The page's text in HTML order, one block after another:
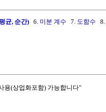
균, 순간) 6. 미분 계수 7. 도함수 8.
용(상업화포함) 가능합니다"